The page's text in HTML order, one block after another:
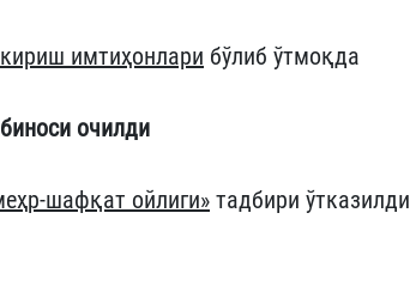
имтиҳонлари бўлиб ўтмоқда
очилди
шафқат ойлиги» тадбири ўтказилди